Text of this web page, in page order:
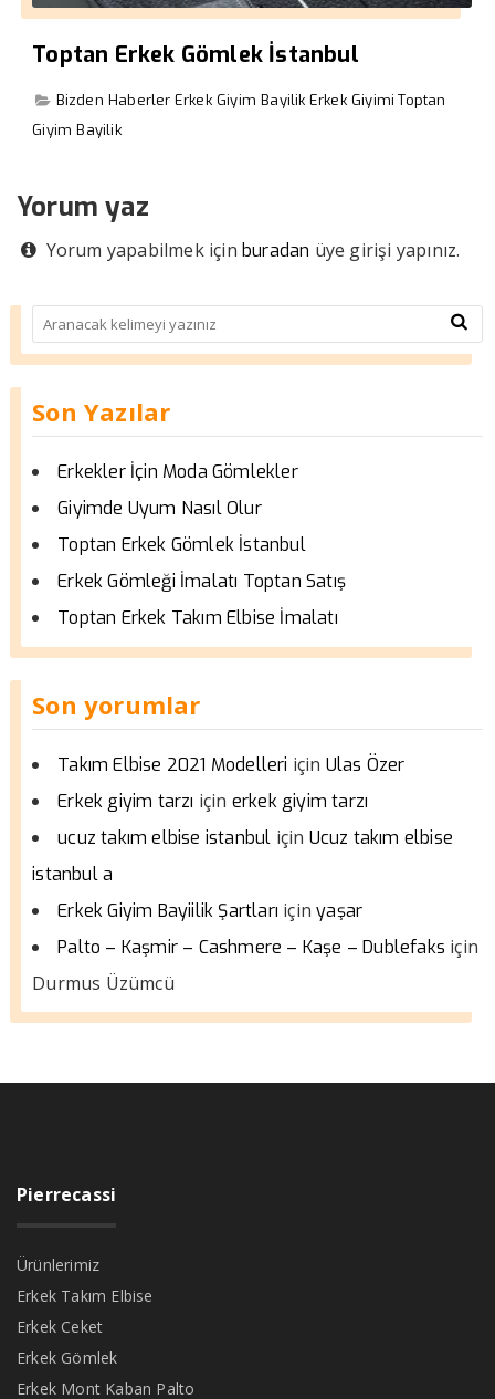
Toptan Erkek Gömlek İstanbul
Bizden Haberler Erkek Giyim Bayilik Erkek Giyimi Toptan
Giyim Bayilik
Yorum yaz
Yorum yapabilmek için buradan üye girişi yapınız.
Son Yazılar
Erkekler İçin Moda Gömlekler
Giyimde Uyum Nasıl Olur
Toptan Erkek Gömlek İstanbul
Erkek Gömleği İmalatı Toptan Satış
Toptan Erkek Takım Elbise İmalatı
Son yorumlar
Takım Elbise 2021 Modelleri için Ulas Özer
Erkek giyim tarzı için erkek giyim tarzı
ucuz takım elbise istanbul için Ucuz takım elbise
istanbul a
Erkek Giyim Bayiilik Şartları içinyaşar
Palto – Kaşmir – Cashmere – Kaşe – Dublefaks için
Durmus Üzümcü
Pierrecassi
Ürünlerimiz
Erkek Takım Elbise
Erkek Ceket
Erkek Gömlek
Erkek Mont Kaban Palto